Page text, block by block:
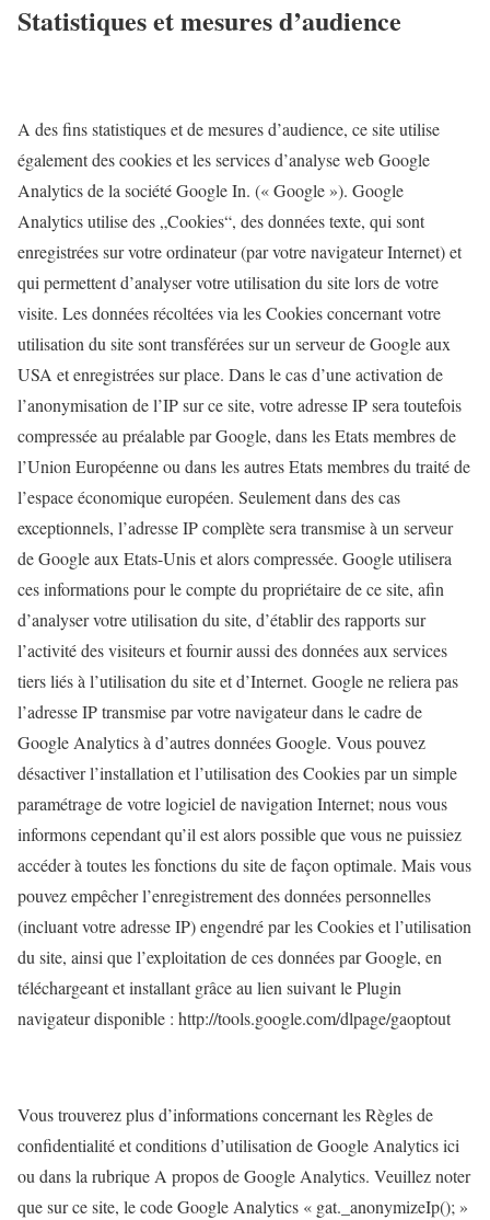
Statistiques et mesures d’audience
A des fins statistiques et de mesures d’audience, ce site utilise
également des cookies et les services d’analyse web Google
Analytics de la société Google In. (« Google »). Google
Analytics utilise des „Cookies“, des données texte, qui sont
enregistrées sur votre ordinateur (par votre navigateur Internet) et
qui permettent d’analyser votre utilisation du site lors de votre
visite. Les données récoltées via les Cookies concernant votre
utilisation du site sont transférées sur un serveur de Google aux
USA et enregistrées sur place. Dans le cas d’une activation de
l’anonymisation de l’IP sur ce site, votre adresse IP sera toutefois
compressée au préalable par Google, dans les Etats membres de
l’Union Européenne ou dans les autres Etats membres du traité de
l’espace économique européen. Seulement dans des cas
exceptionnels, l’adresse IP complète sera transmise à un serveur
de Google aux Etats-Unis et alors compressée. Google utilisera
ces informations pour le compte du propriétaire de ce site, afin
d’analyser votre utilisation du site, d’établir des rapports sur
l’activité des visiteurs et fournir aussi des données aux services
tiers liés à l’utilisation du site et d’Internet. Google ne reliera pas
l’adresse IP transmise par votre navigateur dans le cadre de
Google Analytics à d’autres données Google. Vous pouvez
désactiver l’installation et l’utilisation des Cookies par un simple
paramétrage de votre logiciel de navigation Internet; nous vous
informons cependant qu’il est alors possible que vous ne puissiez
accéder à toutes les fonctions du site de façon optimale. Mais vous
pouvez empêcher l’enregistrement des données personnelles
(incluant votre adresse IP) engendré par les Cookies et l’utilisation
du site, ainsi que l’exploitation de ces données par Google, en
téléchargeant et installant grâce au lien suivant le Plugin
navigateur disponible : http://tools.google.com/dlpage/gaoptout
Vous trouverez plus d’informations concernant les Règles de
confidentialité et conditions d’utilisation de Google Analytics ici
ou dans la rubrique A propos de Google Analytics. Veuillez noter
que sur ce site, le code Google Analytics « gat._anonymizeIp(); »